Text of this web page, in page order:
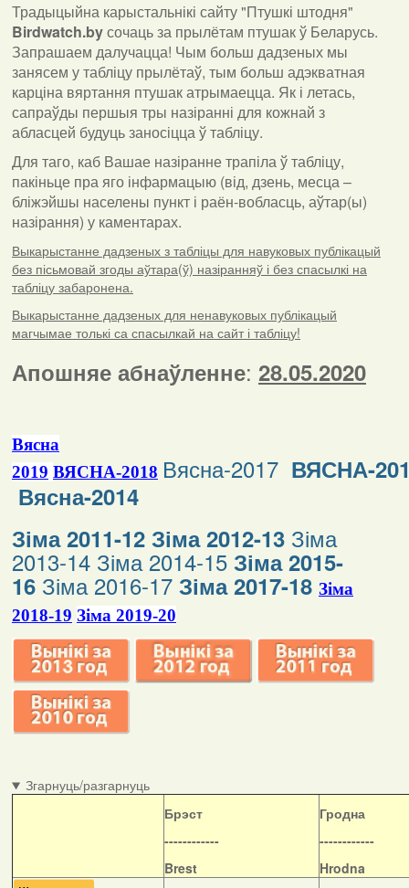
Традыцыйна карыстальнікі сайту "Птушкі штодня"
Birdwatch.byсочаць за прылётам птушак ў Беларусь.
Запрашаем далучацца! Чым больш дадзеных мы
занясем у табліцу прылётаў, тым больш адэкватная
карціна вяртання птушак атрымаецца. Як і летась,
сапраўды першыя тры назіранні для кожнай з
абласцей будуць заносіцца ў табліцу.
Для таго, каб Вашае назіранне трапіла ў табліцу,
пакіньце пра яго інфармацыю (від, дзень, месца –
бліжэйшы населены пункт і раён-вобласць, аўтар(ы)
назірання) у каментарах.
Выкарыстанне дадзеных з табліцы для навуковых публікацый
без пісьмовай згоды аўтара(ў) назіранняў і без спасылкі на
табліцу забаронена.
Выкарыстанне дадзеных для ненавуковых публікацый
магчымае толькі са спасылкай на сайт і табліцу!
Апошняе абнаўленне: 28.05.2020
Вясна
2019 ВЯСНА-2018 Вясна-2017 ВЯСНА-
Вясна-2014
Зіма 2011-12 Зіма 2012-13 Зіма
2013-14 Зіма 2014-15 Зіма 2015-
16 Зіма 2016-17 Зіма 2017-18 Зіма
2018-19 Зіма 2019-20
Згарнуць/разгарнуць
Брэст
------------
Brest
Гродна
------------
Hrodna